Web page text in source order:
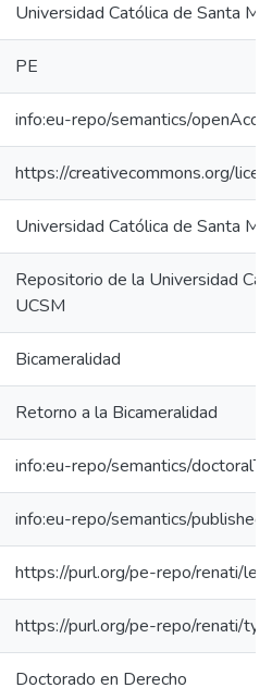
Universidad Católica de Santa
PE
info:eu-repo/semantics/
https://creativecommons.org/
Universidad Católica de Santa
Repositorio de la Universidad
UCSM
Bicameralidad
Retorno a la Bicameralidad
info:eu-repo/semantics/
info:eu-repo/semantics/
https://purl.org/pe-repo/renati/
https://purl.org/pe-repo/renati/
Doctorado en Derecho